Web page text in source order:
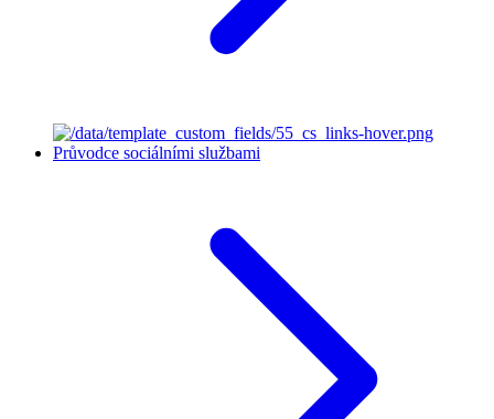
Průvodce sociálními službami